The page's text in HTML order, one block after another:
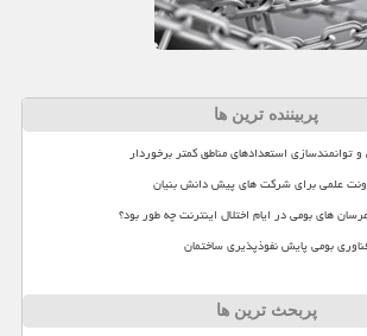
پربیننده ترین ها
استعدادهای مناطق کمتر برخوردار
علمی برای شرکت های پیش دانش بنیان
های بومی در ایام اختلال اینترنت چه طور بود؟
بومی پایش نفوذپذیری ساختمان
پربحث ترین ها